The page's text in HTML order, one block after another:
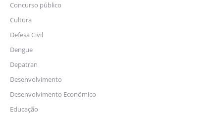
Concurso público
Cultura
Defesa Civil
Dengue
Depatran
Desenvolvimento
Desenvolvimento Econômico
Educação